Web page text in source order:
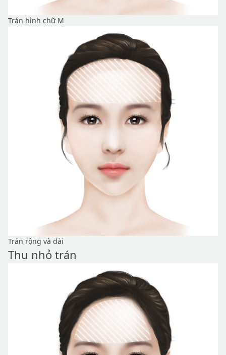
Trán hình chữ M
Trán rộng và dài
Thu nhỏ trán